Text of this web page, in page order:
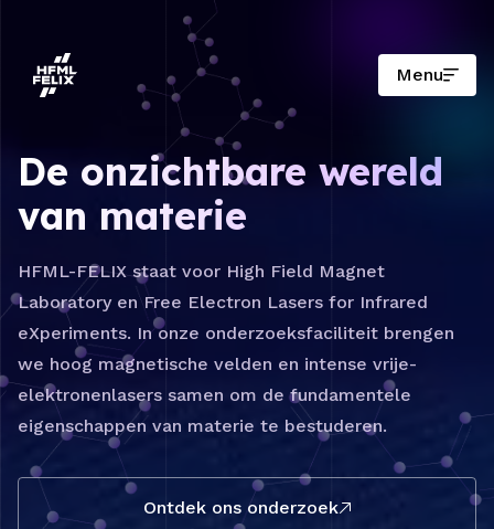
Onderzoeksinstituut HFML-FELIX
Menu
De onzichtbare wereld
van materie
HFML-FELIX staat voor High Field Magnet
Laboratory en Free Electron Lasers for Infrared
eXperiments. In onze onderzoeksfaciliteit brengen
we hoog magnetische velden en intense vrije-
elektronenlasers samen om de fundamentele
eigenschappen van materie te bestuderen.
Ontdek ons onderzoek